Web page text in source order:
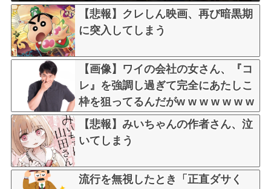
【悲報】クレしん映画、再び暗黒期
に突入してしまう
【画像】ワイの会社の女さん、『コ
レ』を強調し過ぎて完全にあたしこ
枠を狙ってるんだがw w w w w w w
w w w w w
【悲報】みいちゃんの作者さん、泣
いてしまう
流行を無視したとき「正直ダサく